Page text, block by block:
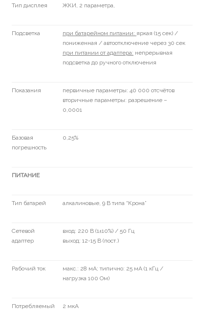
Тип дисплея ЖКИ, 2 параметра,
Подсветка при батарейном питании: яркая (15 сек) /
пониженная / автоотключение через 30 сек
при питании от адаптера: непрерывная
подсветка до ручного отключения
Показания
первичные параметры: 40 000 отсчётов
вторичные параметры: разрешение –
0,0001
Базовая
погрешность
0,25%
ПИТАНИЕ
Тип батарей алкалиновые, 9 В типа “Крона”
Сетевой
адаптер
вход: 220 В (1±10%) / 50 Гц
выход: 12-15 В (пост.)
Рабочий ток
макс.: 28 мА; типично: 25 мА (1 кГц /
нагрузка 100 Ом)
Потребляемый
2 мкА